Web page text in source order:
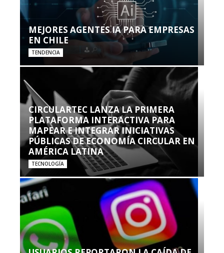
MEJORES AGENTES IA PARA EMPRESAS
EN CHILE
TENDENCIA
CIRCULARTEC LANZA LA PRIMERA
PLATAFORMA INTERACTIVA PARA
MAPEAR E INTEGRAR INICIATIVAS
PÚBLICAS DE ECONOMÍA CIRCULAR EN
AMÉRICA LATINA
TECNOLOGÍA